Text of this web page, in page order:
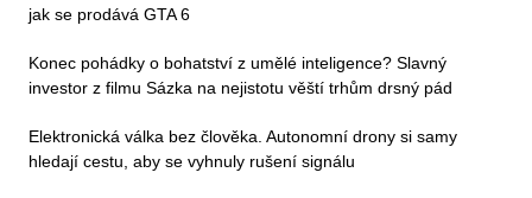
jak se prodává GTA 6
Konec pohádky o bohatství z umělé inteligence? Slavný
investor z filmu Sázka na nejistotu věští trhům drsný pád
Elektronická válka bez člověka. Autonomní drony si samy
hledají cestu, aby se vyhnuly rušení signálu